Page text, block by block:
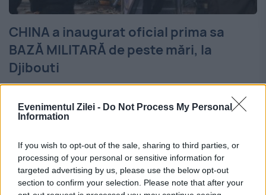
Evenimentul Zilei - Do Not Process My Personal
Information
If you wish to opt-out of the sale, sharing to third parties, or
processing of your personal or sensitive information for
targeted advertising by us, please use the below opt-out
section to confirm your selection. Please note that after your
CHINA a inaugurat oficial prima sa
BAZĂ MILITARĂ de peste mări, la
Djibouti
China a deschis oficial prima bază militară
ridicare a drapelului, la Djibouti, în Cornul
Africii, în aceeași zi în care Armata de...